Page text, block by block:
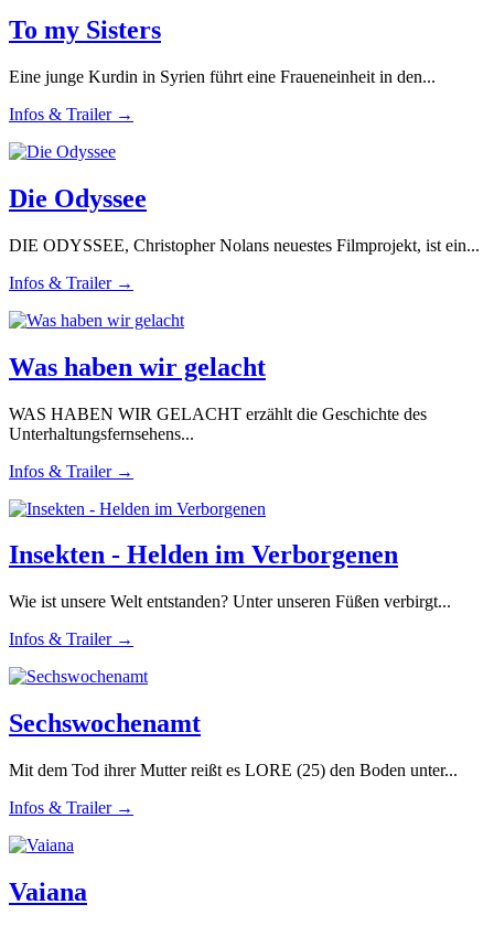
To my Sisters
Eine junge Kurdin in Syrien führt eine Fraueneinheit in den...
Infos & Trailer →
Die Odyssee
DIE ODYSSEE, Christopher Nolans neuestes Filmprojekt, ist ein...
Infos & Trailer →
Was haben wir gelacht
WAS HABEN WIR GELACHT erzählt die Geschichte des
Unterhaltungsfernsehens...
Infos & Trailer →
Insekten - Helden im Verborgenen
Wie ist unsere Welt entstanden? Unter unseren Füßen verbirgt...
Infos & Trailer →
Sechswochenamt
Mit dem Tod ihrer Mutter reißt es LORE (25) den Boden unter...
Infos & Trailer →
Vaiana